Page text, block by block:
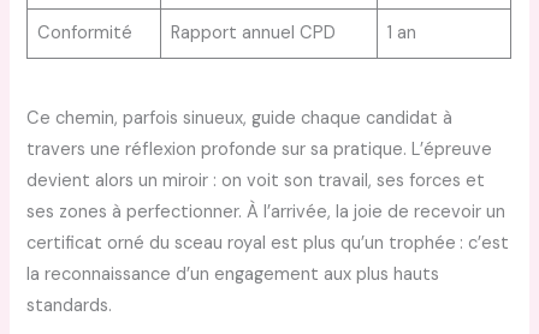
Conformité Rapport annuel CPD 1 an
Ce chemin, parfois sinueux, guide chaque candidat à
travers une réflexion profonde sur sa pratique. L’épreuve
devient alors un miroir : on voit son travail, ses forces et
ses zones à perfectionner. À l’arrivée, la joie de recevoir un
certificat orné du sceau royal est plus qu’un trophée : c’est
la reconnaissance d’un engagement aux plus hauts
standards.